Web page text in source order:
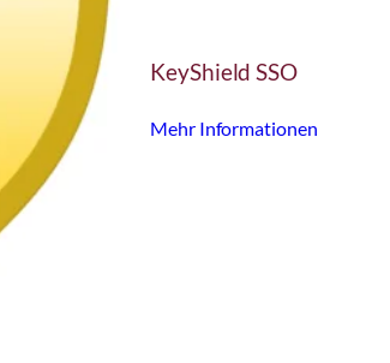
KeyShield SSO
Mehr Informationen